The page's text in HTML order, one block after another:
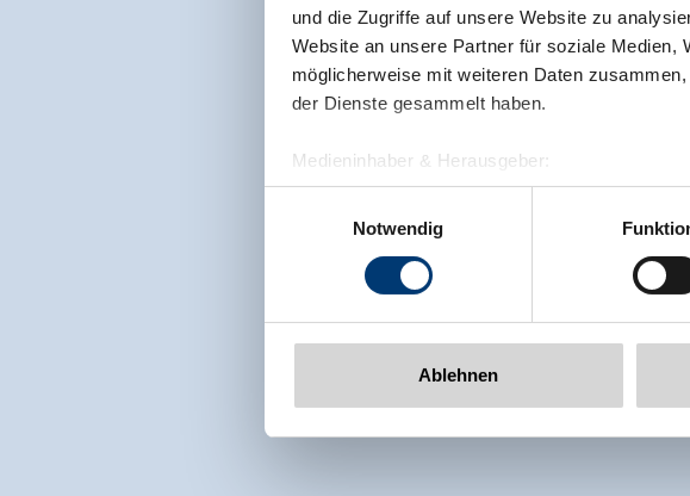
und die Zugriffe auf unsere Website zu
Website an unsere Partner für soziale Medien,
möglicherweise mit weiteren Daten
der Dienste gesammelt haben.
Medieninhaber & Herausgeber:
Zeller Bergbahnen Zillertal GmbH & Co KG
Rohr 23// A-6280 Zell am Ziller
www.zillertalarena.com
Notwendig
Ablehnen